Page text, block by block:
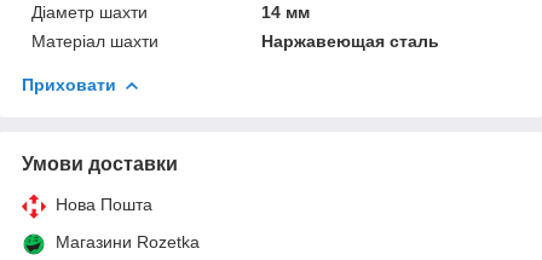
Діаметр шахти
14 мм
Матеріал шахти
Наржавеющая сталь
Приховати
Умови доставки
Нова Пошта
Магазини Rozetka